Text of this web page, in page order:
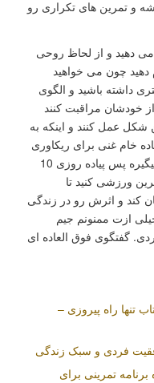
و تمرین های تکراری رو
می دهید و از لحاظ روحی
دهید چون می خواهید
داشته باشید و الگوی
خودشان مراقبت کنند
شکل عمل کنند و اینکه به
خام غنی برای ریکاوری
تأمین میشه و عشق معنوی هم شکل میگیره پس پیاده روزی 10
تمرین ورزشی کنید تا
کند و اثرش رو در زندگی
ازت ممنونم جیم
گفتگوی فوق العاده ای
تنها راه پیروزی –
فردی و سبک زندگی
تمرینی برای